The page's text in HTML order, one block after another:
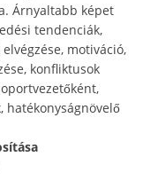
Árnyaltabb képet
tendenciák,
motiváció,
konfliktusok